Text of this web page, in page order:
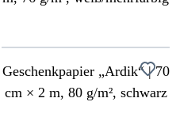
Geschenkpapier „Ardik“ | 70
cm × 2 m, 80 g/m², schwarz